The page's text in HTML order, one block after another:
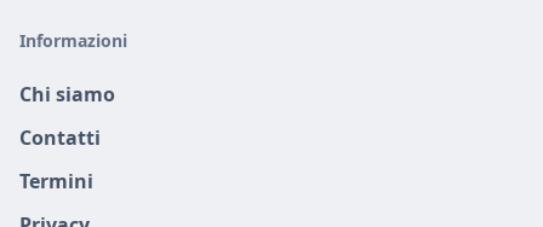
Informazioni
Chi siamo
Contatti
Termini